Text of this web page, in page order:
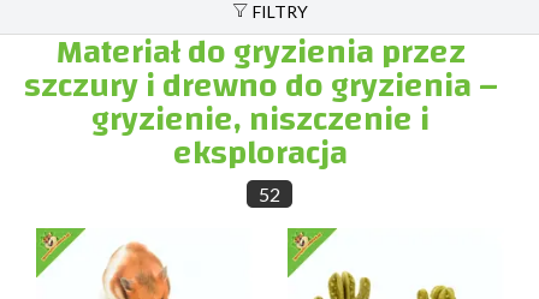
FILTRY
Materiał do gryzienia przez
szczury i drewno do gryzienia –
gryzienie, niszczenie i
eksploracja
52